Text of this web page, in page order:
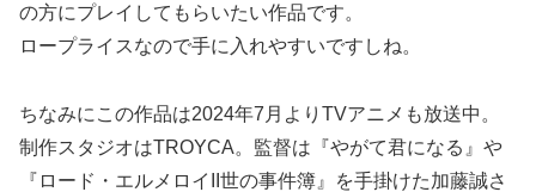
の方にプレイしてもらいたい作品です。
ロープライスなので手に入れやすいですしね。
ちなみにこの作品は2024年7月よりTVアニメも放送中。
制作スタジオはTROYCA。監督は『やがて君になる』や
『ロード・エルメロイII世の事件簿』を手掛けた加藤誠さ